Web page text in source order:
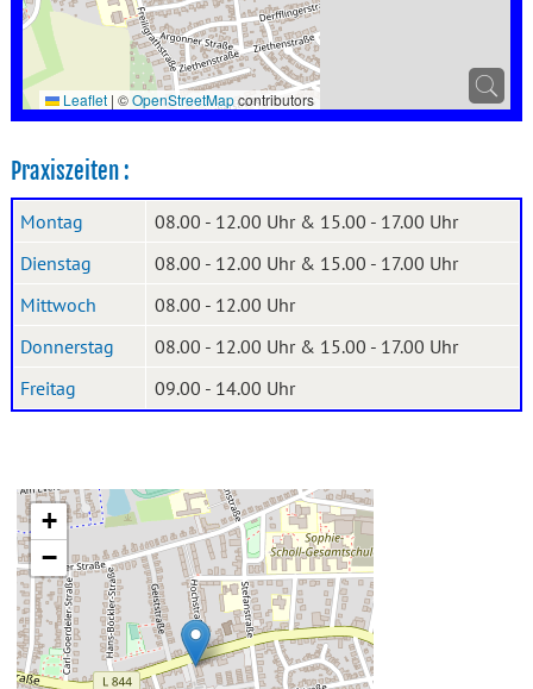
Leaflet | ©OpenStreetMapcontributors
Praxiszeiten :
Montag
08.00 - 12.00 Uhr & 15.00 - 17.00 Uhr
Dienstag
08.00 - 12.00 Uhr & 15.00 - 17.00 Uhr
Mittwoch
08.00 - 12.00 Uhr
Donnerstag
08.00 - 12.00 Uhr & 15.00 - 17.00 Uhr
Freitag
09.00 - 14.00 Uhr
+
−